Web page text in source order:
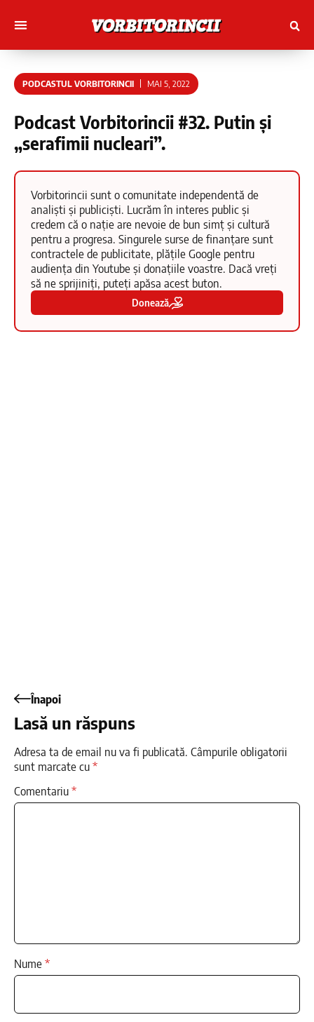
PODCASTUL VORBITORINCII MAI 5, 2022
Podcast Vorbitorincii #32. Putin și
„serafimii nucleari”.
Vorbitorincii sunt o comunitate independentă de
analiști și publiciști. Lucrăm în interes public și
credem că o nație are nevoie de bun simț și cultură
pentru a progresa. Singurele surse de finanțare sunt
contractele de publicitate, plățile Google pentru
audiența din Youtube și donațiile voastre. Dacă vreți
să ne sprijiniți, puteți apăsa acest buton.
Donează
Înapoi
Lasă un răspuns
Adresa ta de email nu va fi publicată. Câmpurile obligatorii
sunt marcate cu*
Comentariu*
Nume*